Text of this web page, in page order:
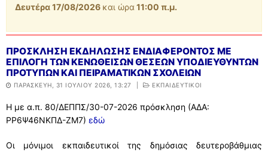
ΣΥΧΝΕΣ ΕΡΩΤΗΣΕΙΣ – ΤΜΗΜΑ ΟΙΚΟΝΟΜΙΚΟΥ
ΣΥΧΝΕΣ ΕΡΩΤΗΣΕΙΣ – ΤΜΗΜΑ ΠΡΟΣΩΠΙΚΟΥ
Δευτέρα 17/08/2026 και ώρα 11:00 π.μ.
ΠΡΟΣΚΛΗΣΗ ΕΚΔΗΛΩΣΗΣ ΕΝΔΙΑΦΕΡΟΝΤΟΣ ΜΕ
ΕΠΙΛΟΓΗ ΤΩΝ ΚΕΝΩΘΕΙΣΩΝ ΘΕΣΕΩΝ ΥΠΟΔΙΕΥΘΥΝΤΩΝ
ΠΡΟΤΥΠΩΝ ΚΑΙ ΠΕΙΡΑΜΑΤΙΚΩΝ ΣΧΟΛΕΙΩΝ
ΠΑΡΑΣΚΕΥΉ, 31 ΙΟΥΛΊΟΥ 2026, 13:27 ΕΚΠΑΙΔΕΥΤΙΚΟΙ
Η με α.π. 80/ΔΕΠΠΣ/30-07-2026 πρόσκληση (ΑΔΑ:
ΡΡ6Ψ46ΝΚΠΔ-ΖΜ7) εδώ
Οι μόνιμοι εκπαιδευτικοί της δημόσιας δευτεροβάθμιας